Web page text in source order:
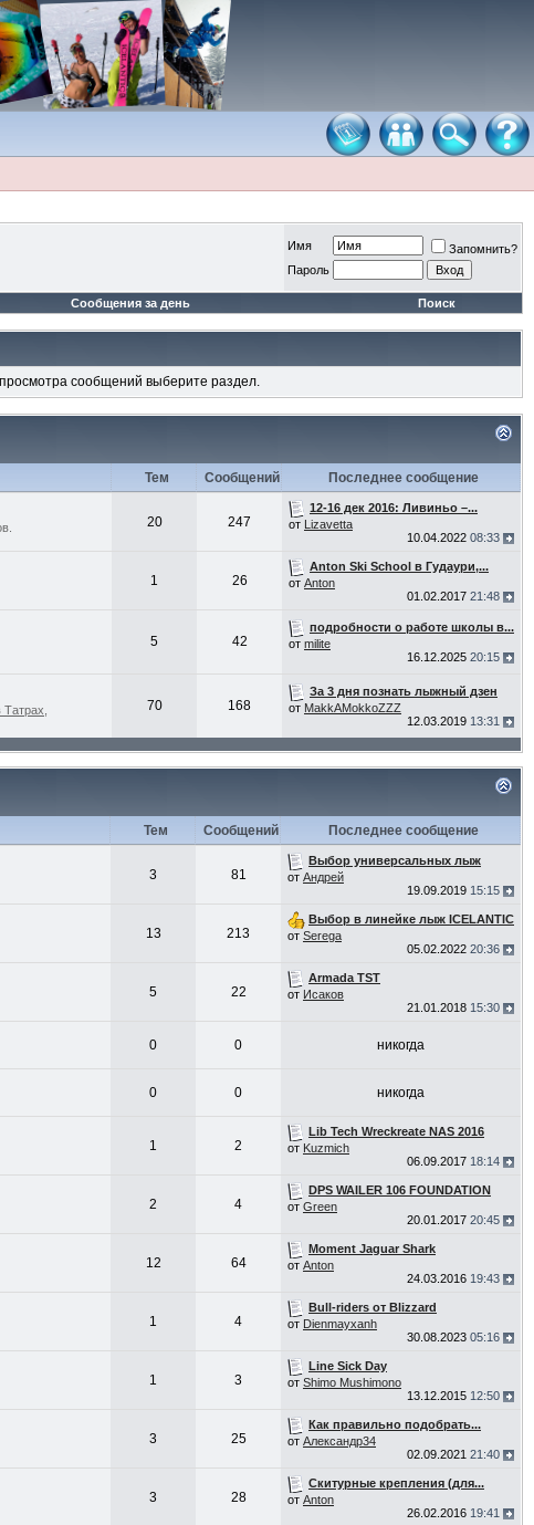
Имя
Запомнить?
Пароль
Сообщения за день Поиск
сообщений выберите раздел.
Тем Сообщений Последнее сообщение
20 247
12-16 дек 2016: Ливиньо –...
от Lizavetta
10.04.2022 08:33
1 26
Anton Ski School в Гудаури,...
от Anton
01.02.2017 21:48
5 42
подробности о работе школы в...
от milite
16.12.2025 20:15
70 168
За 3 дня познать лыжный дзен
от MakkAMokkoZZZ
12.03.2019 13:31
Тем Сообщений Последнее сообщение
3 81
Выбор универсальных лыж
от Андрей
19.09.2019 15:15
13 213
Выбор в линейке лыж ICELANTIC
от Serega
05.02.2022 20:36
5 22
Armada TST
от Исаков
21.01.2018 15:30
0 0 никогда
0 0 никогда
1 2
Lib Tech Wreckreate NAS 2016
от Kuzmich
06.09.2017 18:14
2 4
DPS WAILER 106 FOUNDATION
от Green
20.01.2017 20:45
12 64
Moment Jaguar Shark
от Anton
24.03.2016 19:43
1 4
Bull-riders от Blizzard
от Dienmayxanh
30.08.2023 05:16
1 3
Line Sick Day
от Shimo Mushimono
13.12.2015 12:50
3 25
Как правильно подобрать...
от Александр34
02.09.2021 21:40
3 28
Скитурные крепления (для...
от Anton
26.02.2016 19:41